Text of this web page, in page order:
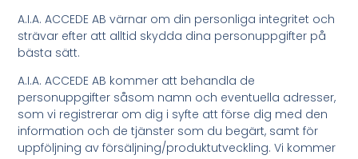
A.I.A. ACCEDE AB värnar om din personliga integritet och
strävar efter att alltid skydda dina personuppgifter på
bästa sätt.
A.I.A. ACCEDE AB kommer att behandla de
personuppgifter såsom namn och eventuella adresser,
som vi registrerar om dig i syfte att förse dig med den
information och de tjänster som du begärt, samt för
uppföljning av försäljning/produktutveckling. Vi kommer